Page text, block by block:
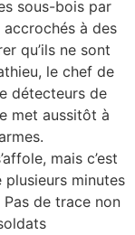
sous-bois par
accrochés à des
qu’ils ne sont
le chef de
détecteurs de
met aussitôt à
mais c’est
minutes
de trace non